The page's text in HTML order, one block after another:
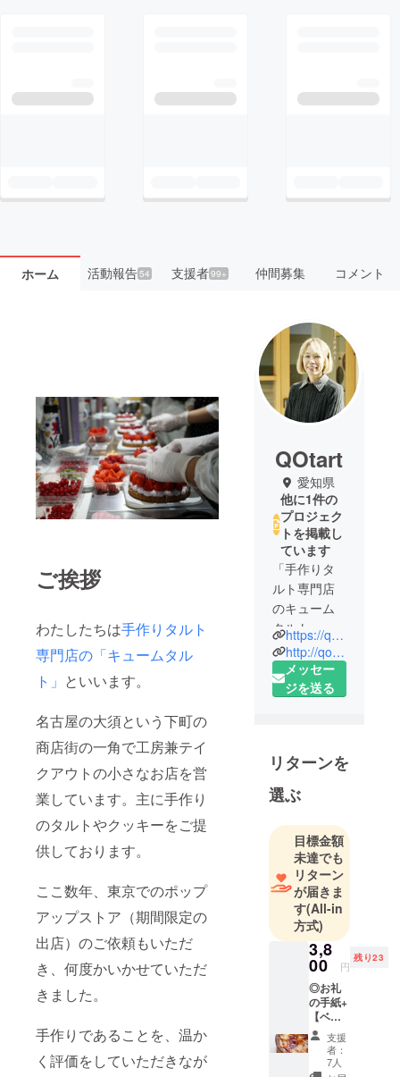
ホーム 活動報告54 支援者99+ 仲間募集 コメント
ご挨拶
わたしたちは手作りタルト
専門店の「キュームタル
ト」 といいます。
名古屋の大須という下町の
商店街の一角で工房兼テイ
クアウトの小さなお店を営
業しています。主に手作り
のタルトやクッキーをご提
供しております。
ここ数年、東京でのポップ
アップストア（期間限定の
出店）のご依頼もいただ
き、何度かいかせていただ
きました。
手作りであることを、温か
く評価をしていただきなが
QOtart
愛知県
他に1件の
プロジェク
トを掲載し
ています
「手作りタ
ルト専門店
のキューム
タルト」の
責任者とし
てゼロから
始め現在6年
ンパツ
（時々シル
バー）。応
援宜しくお
ねがいしま
す。皆さん
に喜んでも
らえる、美
味くてかわ
いいタルト
をお届けす
るため、パ
テシエ・ス
タッフと
日々格闘し
https://qotart.com
http://qocafeair.com
メッセー
ジを送る
リターンを
選ぶ
目標金額
未達でも
リターン
が届きま
す(All-in
方式)
3,8
00 円
残り23
◎お礼
の手紙+
【ベ
リーと
ルバー
ブの焼
きプリ
支援
者：
7人